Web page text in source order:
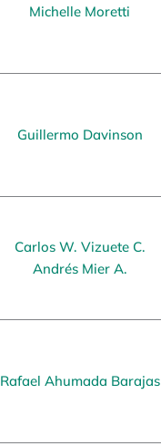
Michelle Moretti
Guillermo Davinson
Carlos W. Vizuete C.
Andrés Mier A.
Rafael Ahumada Barajas